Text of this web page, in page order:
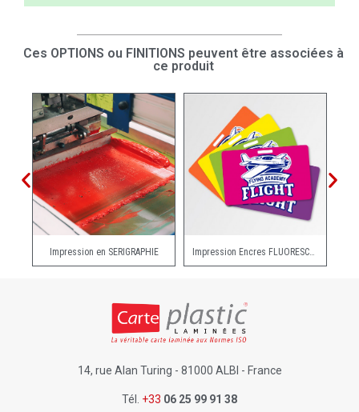
Ces OPTIONS ou FINITIONS peuvent être associées à
ce produit
Impression en SERIGRAPHIE Impression Encres FLUORESCENTES
14, rue Alan Turing - 81000 ALBI - France
Tél. +33 06 25 99 91 38